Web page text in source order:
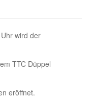
wird der
TTC Düppel
eröffnet.